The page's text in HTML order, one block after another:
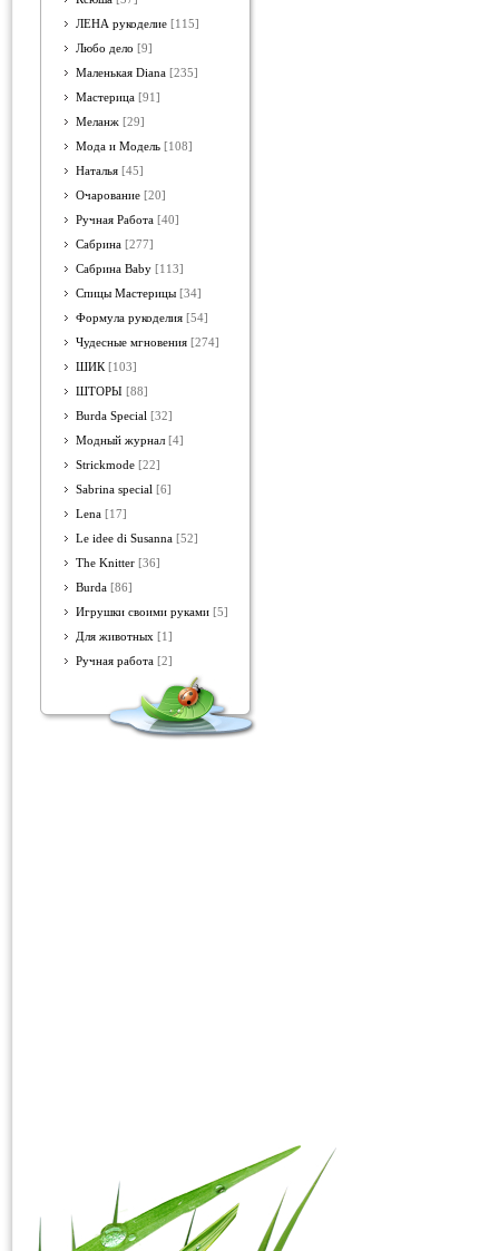
ЛЕНА рукоделие [115]
Любо дело [9]
Маленькая Diana [235]
Мастерица [91]
Меланж [29]
Мода и Модель [108]
Наталья [45]
Очарование [20]
Ручная Работа [40]
Сабрина [277]
Сабрина Baby [113]
Спицы Мастерицы [34]
Формула рукоделия [54]
Чудесные мгновения [274]
ШИК [103]
ШТОРЫ [88]
Burda Special [32]
Модный журнал [4]
Strickmode [22]
Sabrina special [6]
Lena [17]
Le idee di Susanna [52]
The Knitter [36]
Burda [86]
Игрушки своими руками [5]
Для животных [1]
Ручная работа [2]